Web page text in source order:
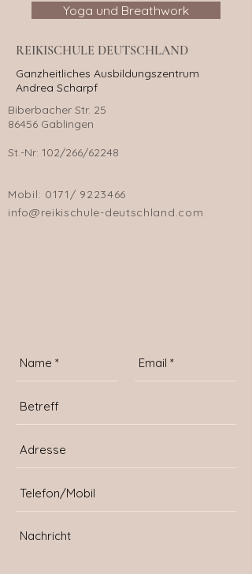
Yoga und Breathwork
REIKISCHULE DEUTSCHLAND
Ganzheitliches Ausbildungszentrum
Andrea Scharpf
Biberbacher Str. 25
86456 Gablingen
St.-Nr: 102/266/62248
Mobil: 0171/ 9223466
info@reikischule-deutschland.com